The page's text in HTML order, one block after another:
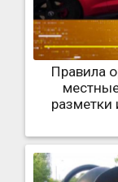
Правила
разметки